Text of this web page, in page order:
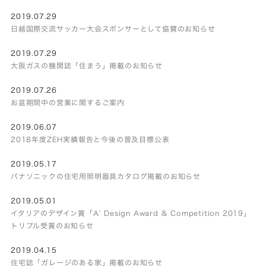
2019.07.29
日越国際交流サッカー大会スポンサーとして協賛のお知らせ
2019.07.29
大阪ガスの機関誌「住まう」掲載のお知らせ
2019.07.26
お盆期間中の営業に関するご案内
2019.06.07
2018年度ZEH実績報告と今後の普及目標公表
2019.05.17
パナソニックの住宅用照明器具カタログ掲載のお知らせ
2019.05.01
イタリアのデザイン賞「A’ Design Award & Competition 2019」
トリプル受賞のお知らせ
2019.04.15
住宅誌「ガレージのある家」掲載のお知らせ